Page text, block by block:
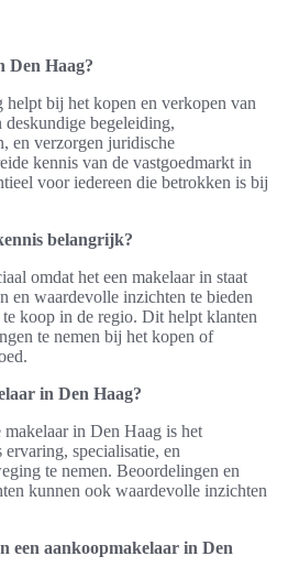
Den Haag?
helpt bij het kopen en verkopen van
begeleiding,
en verzorgen juridische
kennis van de vastgoedmarkt in
voor iedereen die betrokken is bij
belangrijk?
omdat het een makelaar in staat
en waardevolle inzichten te bieden
koop in de regio. Dit helpt klanten
te nemen bij het kopen of
in Den Haag?
in Den Haag is het
specialisatie, en
te nemen. Beoordelingen en
kunnen ook waardevolle inzichten
een aankoopmakelaar in Den